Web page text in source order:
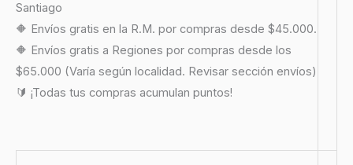
Santiago
🔶 Envíos gratis en la R.M. por compras desde $45.000.
🔶 Envíos gratis a Regiones por compras desde los
$65.000 (Varía según localidad. Revisar sección envíos)
🔰 ¡Todas tus compras acumulan puntos!